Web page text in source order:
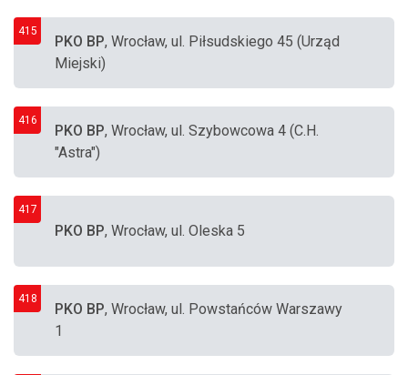
415
PKO BP, Wrocław, ul. Piłsudskiego 45 (Urząd
Miejski)
416
PKO BP, Wrocław, ul. Szybowcowa 4 (C.H.
"Astra")
417
PKO BP, Wrocław, ul. Oleska 5
418
PKO BP, Wrocław, ul. Powstańców Warszawy
1